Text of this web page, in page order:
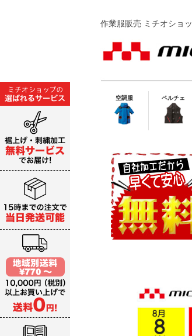
作業服販売 ミチオショ
空調服 ペルチェ